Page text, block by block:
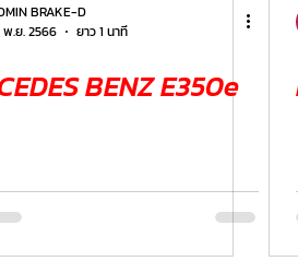
BRAKE-D
พ.ย. 2566
ยาว 1 นาที
BENZ E350e